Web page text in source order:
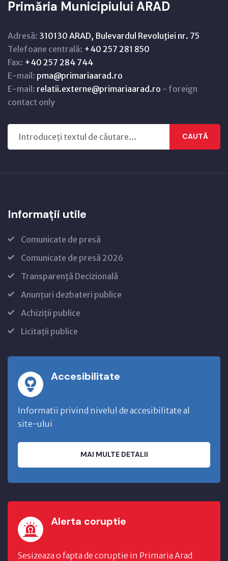
Primăria Municipiului ARAD
Adresă: 310130 ARAD, Bulevardul Revoluţiei nr. 75
Telefoane centrală: +40 257 281 850
Fax: +40 257 284 744
E-mail: pma@primariaarad.ro
E-mail: relatii.externe@primariaarad.ro - foreign
contact only
CAUTĂ
Informații utile
Comunicate de presă
Comunicate de presă 2026
Transparență Decizională
Anunțuri dezbateri publice
Achiziții publice
Licitații publice
Accesibilitate
Informatii privind nivelul de accesibilitate al
site-ului
MAI MULTE DETALII
Alerta coruptie
Sesizeaza o fapta de coruptie in Primaria Arad